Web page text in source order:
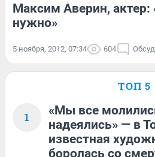
Максим Аверин,
нужно»
5 ноября, 2012, 07:34 604
ТОП 5
1
«Мы все
надеялись» — в
известная
боролась со